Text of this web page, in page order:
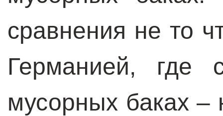
сравнения не то
Германией, где
мусорных баках